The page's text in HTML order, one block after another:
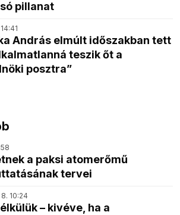
pillanat
András elmúlt időszakban tett
teszik őt a
posztra”
a paksi atomerőmű
tervei
10:24
– kivéve, ha a